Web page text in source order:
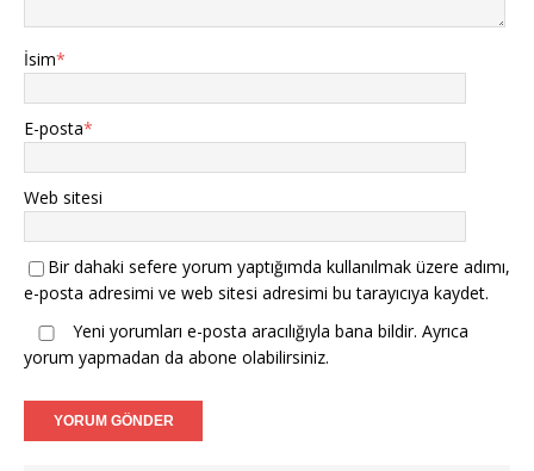
İsim*
E-posta*
Web sitesi
Bir dahaki sefere yorum yaptığımda kullanılmak üzere adımı,
e-posta adresimi ve web sitesi adresimi bu tarayıcıya kaydet.
Yeni yorumları e-posta aracılığıyla bana bildir. Ayrıca
yorum yapmadan da abone olabilirsiniz.